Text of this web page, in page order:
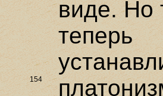
виде. Но
154